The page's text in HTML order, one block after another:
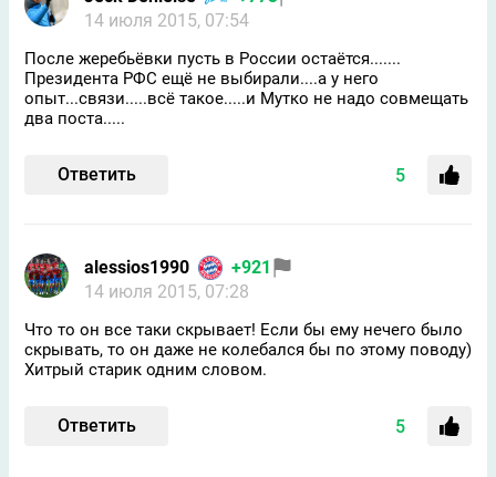
14 июля 2015, 07:54
После жеребьёвки пусть в России остаётся.......
Президента РФС ещё не выбирали....а у него
опыт...связи.....всё такое.....и Мутко не надо совмещать
два поста.....
Ответить 5
alessios1990
+921
14 июля 2015, 07:28
Что то он все таки скрывает! Если бы ему нечего было
скрывать, то он даже не колебался бы по этому поводу)
Хитрый старик одним словом.
Ответить 5